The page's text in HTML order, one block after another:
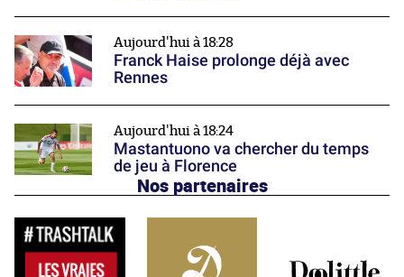
Aujourd'hui à 18:28
Franck Haise prolonge déjà avec
Rennes
Aujourd'hui à 18:24
Mastantuono va chercher du temps
de jeu à Florence
Nos partenaires